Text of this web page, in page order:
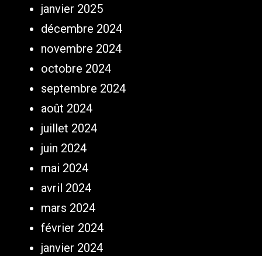
janvier 2025
décembre 2024
novembre 2024
octobre 2024
septembre 2024
août 2024
juillet 2024
juin 2024
mai 2024
avril 2024
mars 2024
février 2024
janvier 2024